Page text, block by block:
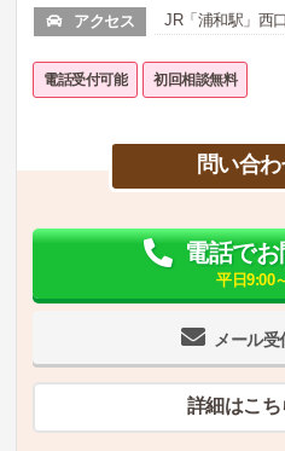
アクセス JR「浦和駅」西
電話受付可能 初回相談無料
問い合
メール受
電話で
平日9:00
詳細はこち